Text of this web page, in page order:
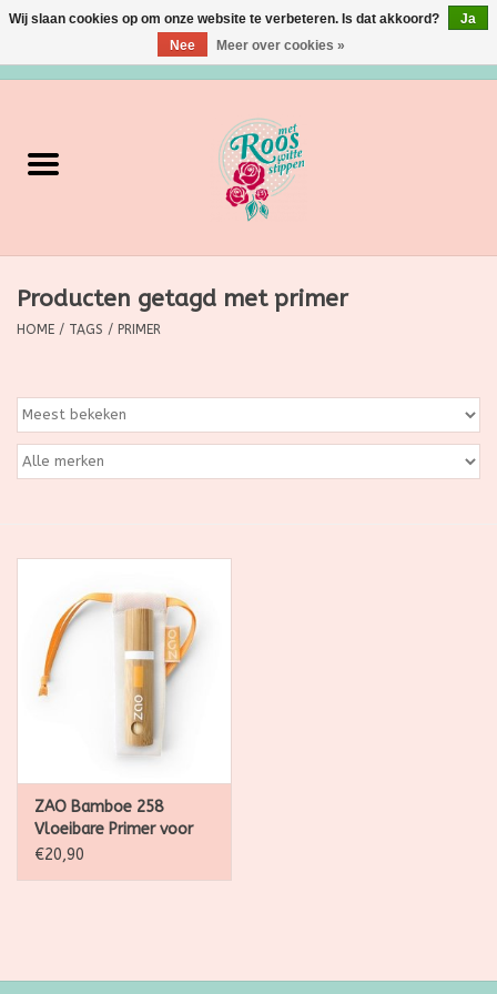
Verzorging
Grimeermateriaal
Huishoudartikelen
Ditjes & Datjes
Kadootjes
Belgisch
Producten getagd met primer
HOME / TAGS / PRIMER
ZAO Bamboe 258
Vloeibare Primer voor
de ogen 4 Gram
€20,90
Wij slaan cookies op om onze website te verbeteren. Is dat akkoord?
Ja
Nee
Meer over cookies »